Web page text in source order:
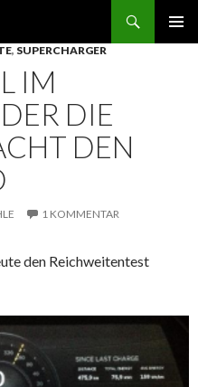
, SUPERCHARGER
IM
DIE
DEN
1 KOMMENTAR
den Reichweitentest